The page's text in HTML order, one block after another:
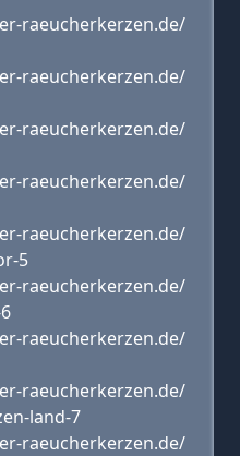
raeucherkerzen.de/
raeucherkerzen.de/
raeucherkerzen.de/
raeucherkerzen.de/
raeucherkerzen.de/
5
raeucherkerzen.de/
raeucherkerzen.de/
raeucherkerzen.de/
land-7
raeucherkerzen.de/